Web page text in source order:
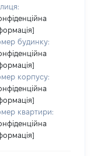
будинку:
корпусу:
квартири: